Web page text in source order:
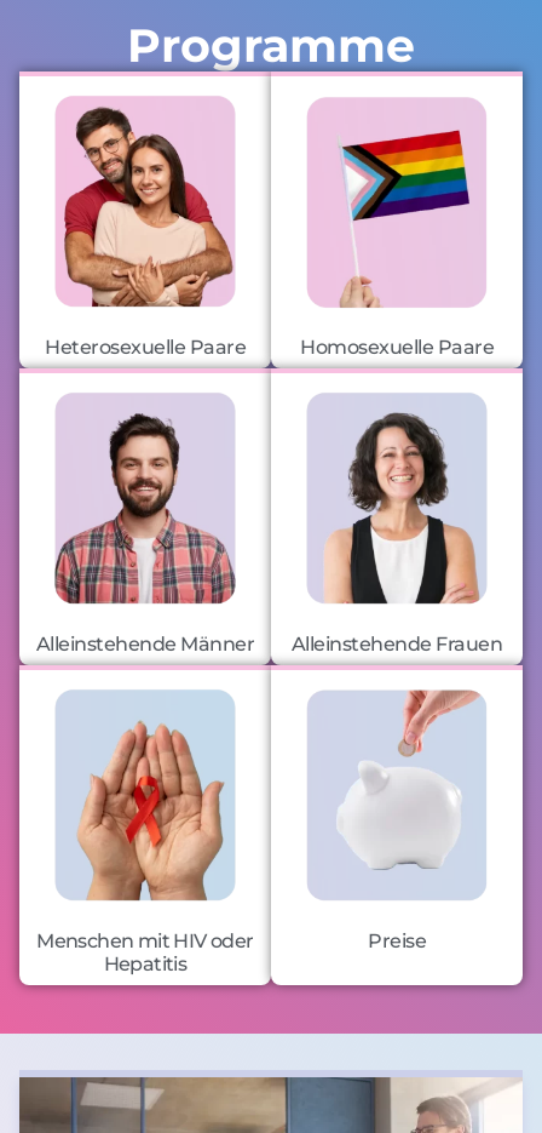
Programme
Heterosexuelle Paare Homosexuelle Paare
Alleinstehende Männer Alleinstehende Frauen
Menschen mit HIV oder
Hepatitis
Preise